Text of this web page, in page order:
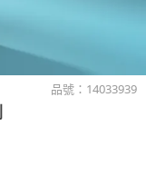
品號： 14033939